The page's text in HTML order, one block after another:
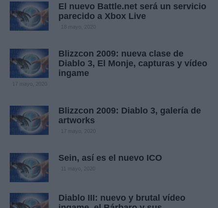
Musica
El nuevo Battle.net será un servicio
parecido a Xbox Live
18 mayo, 2020
Blizzcon 2009: nueva clase de
Diablo 3, El Monje, capturas y vídeo
ingame
17 mayo, 2020
Blizzcon 2009: Diablo 3, galería de
artworks
17 mayo, 2020
Sein, así es el nuevo ICO
11 mayo, 2020
Diablo III: nuevo y brutal vídeo